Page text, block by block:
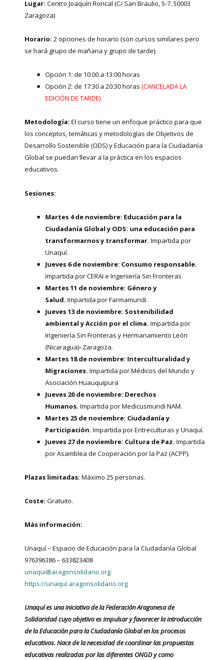
Lugar: Centro Joaquín Roncal (C/ San Braulio, 5-7. 50003
Zaragoza)
Horario: 2 opciones de horario (son cursos similares pero
se hará grupo de mañana y grupo de tarde).
Opción 1: de 10:00 a 13:00 horas
Opción 2: de 17:30 a 20:30 horas (CANCELADA LA
EDICIÓN DE TARDE)
Metodología: El curso tiene un enfoque práctico para que
los conceptos, temáticas y metodologías de Objetivos de
Desarrollo Sostenible (ODS) y Educación para la Ciudadanía
Global se puedan llevar a la práctica en los espacios
educativos.
Sesiones:
Martes 4 de noviembre: Educación para la
Ciudadanía Global y ODS: una educación para
transformarnos y transformar. Impartida por
Unaquí.
Jueves 6 de noviembre: Consumo responsable.
Impartida por CERAI e Ingeniería Sin Fronteras
Martes 11 de noviembre: Género y
Salud. Impartida por Farmamundi.
Jueves 13 de noviembre: Sostenibilidad
ambiental y Acción por el clima. Impartida por
Ingeniería Sin Fronteras y Hermanamiento León
(Nicaragua)–Zaragoza.
Martes 18 de noviembre: Interculturalidad y
Migraciones. Impartida por Médicos del Mundo y
Asociación Huauquipura
Jueves 20 de noviembre: Derechos
Humanos. Impartida por Medicusmundi NAM.
Martes 25 de noviembre: Ciudadanía y
Participación. Impartida por Entreculturas y Unaquí.
Jueves 27 de noviembre: Cultura de Paz. Impartida
por Asamblea de Cooperación por la Paz (ACPP).
Plazas limitadas: Máximo 25 personas.
Coste: Gratuito.
Más información:
Unaquí – Espacio de Educación para la Ciudadanía Global
976396386 – 633823408
unaqui@aragonsolidario.org
https://unaqui.aragonsolidario.org
Unaquí es una iniciativa de la Federación Aragonesa de
Solidaridad cuyo objetivo es impulsar y favorecer la introducción
de la Educación para la Ciudadanía Global en los procesos
educativos. Nace de la necesidad de coordinar las propuestas
educativas realizadas por las diferentes ONGD y como